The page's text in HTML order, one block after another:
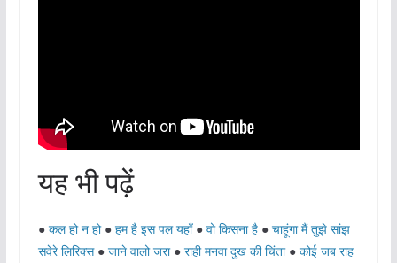
यह भी पढ़ें
● कल हो न हो● हम है इस पल यहाँ● वो किसना है● चाहूंगा मैं तुझे सांझ
सवेरे लिरिक्स● जाने वालो जरा● राही मनवा दुख की चिंता● कोई जब राह